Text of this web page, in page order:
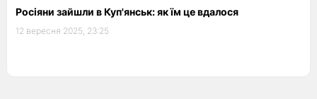
Росіяни зайшли в Куп'янськ: як їм це вдалося
12 вересня 2025, 23:25